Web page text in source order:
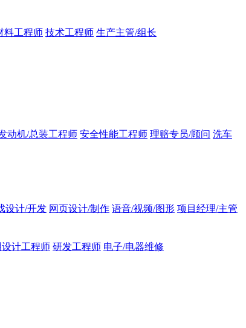
料工程师 技术工程师 生产主管/组长
动机/总装工程师 安全性能工程师 理赔专员/顾问 洗车
设计/开发 网页设计/制作 语音/视频/图形 项目经理/主管
计工程师 研发工程师 电子/电器维修